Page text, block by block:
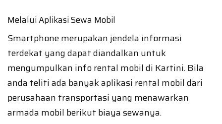
Melalui Aplikasi Sewa Mobil
Smartphone merupakan jendela informasi
terdekat yang dapat diandalkan untuk
mengumpulkan info rental mobil di Kartini. Bila
anda teliti ada banyak aplikasi rental mobil dari
perusahaan transportasi yang menawarkan
armada mobil berikut biaya sewanya.